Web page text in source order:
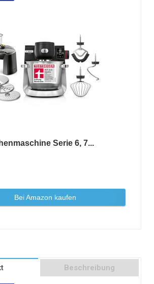
Serie 6, 7...
Bei Amazon kaufen
Beschreibung